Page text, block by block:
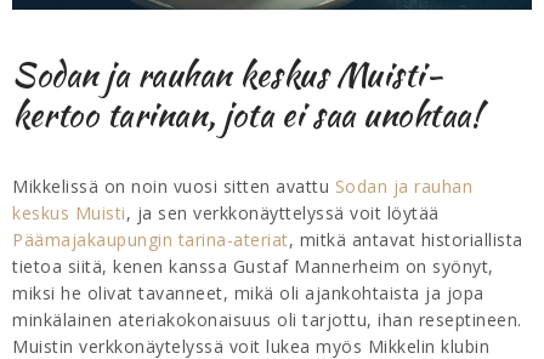
Sodan ja rauhan keskus Muisti-
kertoo tarinan, jota ei saa unohtaa!
Mikkelissä on noin vuosi sitten avattu Sodan ja rauhan
keskus Muisti, ja sen verkkonäyttelyssä voit löytää
Päämajakaupungin tarina-ateriat, mitkä antavat historiallista
tietoa siitä, kenen kanssa Gustaf Mannerheim on syönyt,
miksi he olivat tavanneet, mikä oli ajankohtaista ja jopa
minkälainen ateriakokonaisuus oli tarjottu, ihan reseptineen.
Muistin verkkonäytelyssä voit lukea myös Mikkelin klubin